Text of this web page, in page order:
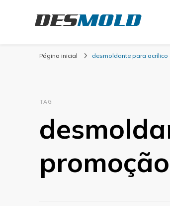
Desmold
Página inicial desmoldante para
TAG
promoção